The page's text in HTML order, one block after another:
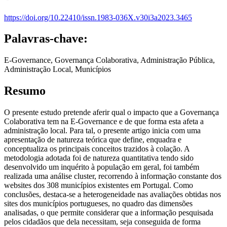
https://doi.org/10.22410/issn.1983-036X.v30i3a2023.3465
Palavras-chave:
E-Governance, Governança Colaborativa, Administração Pública,
Administração Local, Municípios
Resumo
O presente estudo pretende aferir qual o impacto que a Governança
Colaborativa tem na E-Governance e de que forma esta afeta a
administração local. Para tal, o presente artigo inicia com uma
apresentação de natureza teórica que define, enquadra e
conceptualiza os principais conceitos trazidos à colação. A
metodologia adotada foi de natureza quantitativa tendo sido
desenvolvido um inquérito à população em geral, foi também
realizada uma análise cluster, recorrendo à informação constante dos
websites dos 308 municípios existentes em Portugal. Como
conclusões, destaca-se a heterogeneidade nas avaliações obtidas nos
sites dos municípios portugueses, no quadro das dimensões
analisadas, o que permite considerar que a informação pesquisada
pelos cidadãos que dela necessitam, seja conseguida de forma